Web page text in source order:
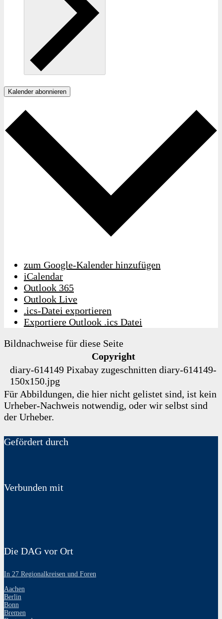
Kalender abonnieren
zum Google-Kalender hinzufügen
iCalendar
Outlook 365
Outlook Live
.ics-Datei exportieren
Exportiere Outlook .ics Datei
Bildnachweise für diese Seite
Copyright
diary-614149 Pixabay zugeschnitten diary-614149-
150x150.jpg
Für Abbildungen, die hier nicht gelistet sind, ist kein
Urheber-Nachweis notwendig, oder wir selbst sind
der Urheber.
Gefördert durch
Verbunden mit
Die DAG vor Ort
In 27 Regionalkreisen und Foren
Aachen
Berlin
Bonn
Bremen